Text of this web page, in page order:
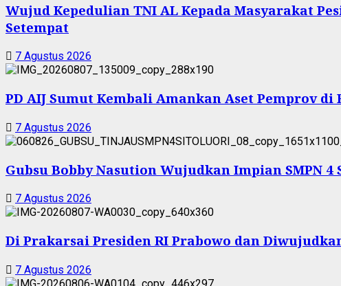
Wujud Kepedulian TNI AL Kepada Masyarakat
Setempat
7 Agustus 2026
PD AIJ Sumut Kembali Amankan Aset Pemprov
7 Agustus 2026
Gubsu Bobby Nasution Wujudkan Impian SMPN
7 Agustus 2026
Di Prakarsai Presiden RI Prabowo dan
7 Agustus 2026